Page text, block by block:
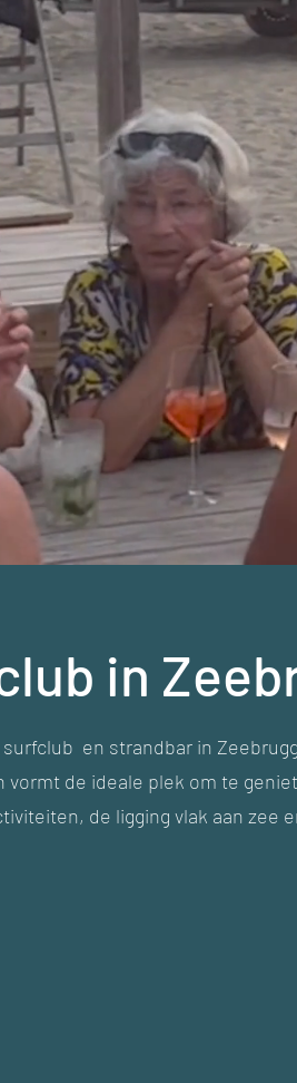
in
en strandbar in
vormt de ideale plek om te
de ligging vlak aan zee